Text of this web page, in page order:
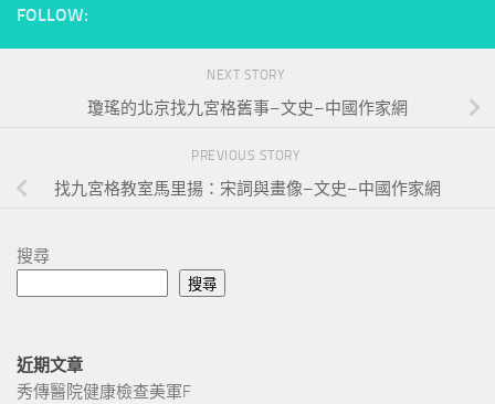
FOLLOW:
NEXT STORY
瓊瑤的北京找九宮格舊事–文史–中國作家網
PREVIOUS STORY
找九宮格教室馬里揚：宋詞與畫像–文史–中國作家網
搜尋
搜尋
近期文章
秀傳醫院健康檢查美軍F